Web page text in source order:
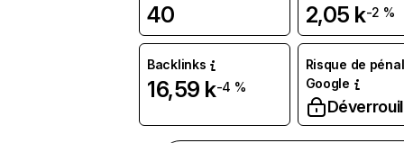
40 2,05 k-2 %
Backlinks
16,59 k-4 %
Risque de
Google